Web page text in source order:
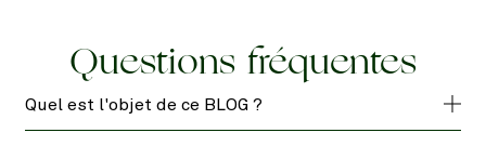
Questions fréquentes
Quel est l'objet de ce BLOG ?